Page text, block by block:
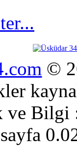
©
ve